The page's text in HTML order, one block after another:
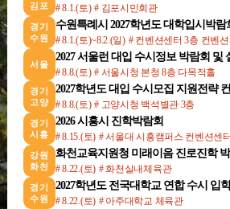
김포
# 8.1.(토) # 김포시민회관
경기
수원
수원특례시 2027학년도 대학입시박람
# 8.1.(토)~8.2.(일) # 컨벤션센터 3층 컨벤
서울
2027 서울런 대입 수시정보 박람회 및
# 8.8.(토) # 서울시청 본청 8층 다목적홀
경기
고양
2027학년도 대입 수시모집 지원전략
# 8.8.(토) # 고양시청 백석별관 3층
경기
시흥
2026 시흥시 진학박람회
# 8.15.(토) # 서울대 시흥캠퍼스 컨벤션센터
강원
화천
화천교육지원청 미래이음 진로진학
# 8.22.(토) # 화천실내체육관
경기
수원
2027학년도 전국대학교 연합 수시 입
# 8.22.(토) # 아주대학교 체육관